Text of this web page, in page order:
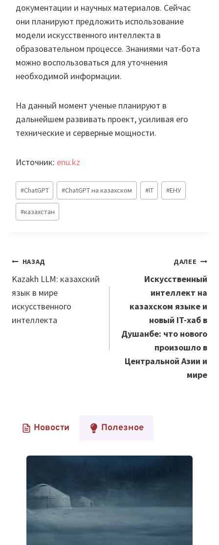
документации и научных материалов. Сейчас
они планируют предложить использование
модели искусственного интеллекта в
образовательном процессе. Знаниями чат-бота
можно воспользоваться для уточнения
необходимой информации.
На данный момент ученые планируют в
дальнейшем развивать проект, усиливая его
технические и серверные мощности.
Источник: enu.kz
Метки
записи:
#ChatGPT #ChatGPT на казахском #IT #ЕНУ
#казахстан
Навигация
по
записям
НАЗАД
Kazakh LLM: казахский
язык в мире
искусственного
интеллекта
ДАЛЕЕ
Искусственный
интеллект на
казахском языке и
новый IT-хаб в
Душанбе: что нового
произошло в
Центральной Азии и
мире
Новости Полезное